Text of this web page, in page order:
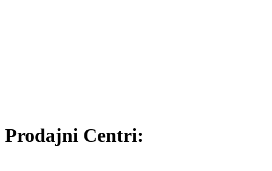
Prodajni Centri: